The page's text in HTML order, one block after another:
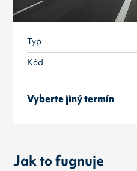
Typ
Kód
Vyberte jiný termín
Jak to fugnuje